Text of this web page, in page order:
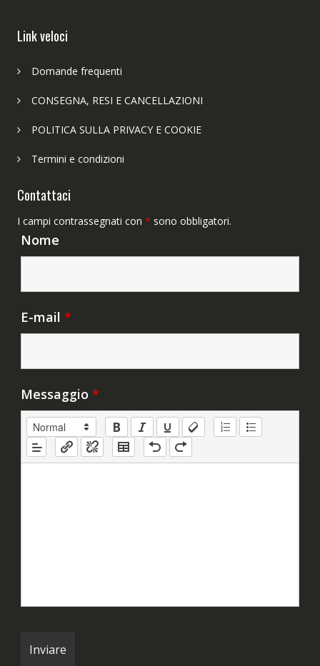
Link veloci
Domande frequenti
CONSEGNA, RESI E CANCELLAZIONI
POLITICA SULLA PRIVACY E COOKIE
Termini e condizioni
Contattaci
I campi contrassegnati con * sono obbligatori.
Nome
E-mail *
Messaggio *